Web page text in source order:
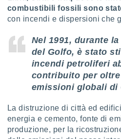
dati
sulla
al quale
dei
facendo
combustibili fossili sono
con incendi e dispersioni che
Nel 1991, durante
del Golfo, è stato
incendi petroliferi
contribuito per
emissioni globali di
La distruzione di città ed
energia e cemento, fonte di
produzione, per la